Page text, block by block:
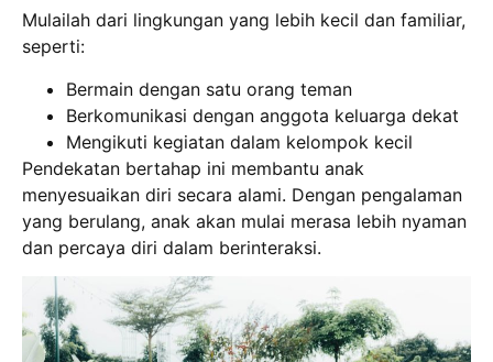
Mulailah dari lingkungan yang lebih kecil dan familiar,
seperti:
Bermain dengan satu orang teman
Berkomunikasi dengan anggota keluarga dekat
Mengikuti kegiatan dalam kelompok kecil
Pendekatan bertahap ini membantu anak
menyesuaikan diri secara alami. Dengan pengalaman
yang berulang, anak akan mulai merasa lebih nyaman
dan percaya diri dalam berinteraksi.